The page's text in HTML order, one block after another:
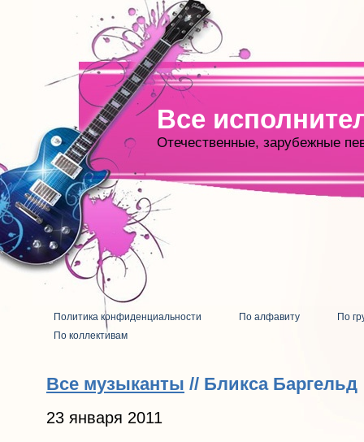
Все
Отечественные, зарубежные
Политика конфиденциальности По алфавиту
По
По коллективам
Все музыканты // Бликса Баргельд
23 января 2011